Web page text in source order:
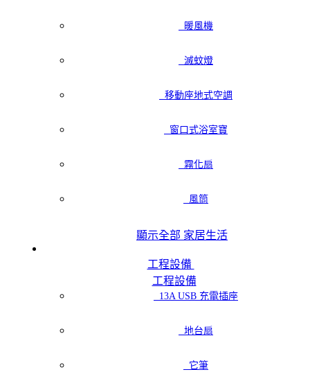
暖風機
滅蚊燈
移動座地式空調
窗口式浴室寶
霧化扇
風筒
顯示全部 家居生活
工程設備
工程設備
13A USB 充電插座
地台扇
它筆